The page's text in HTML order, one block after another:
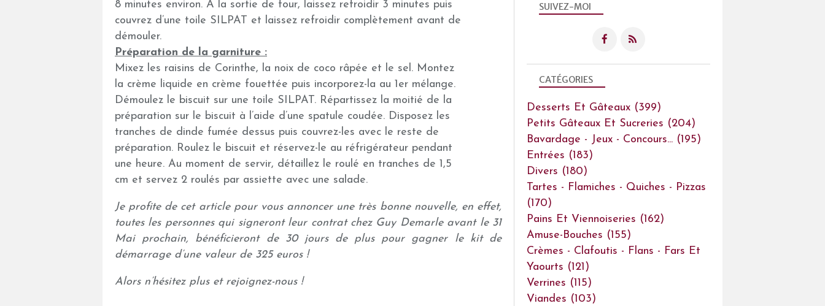
8 minutes environ. A la sortie de four, laissez refroidir 3 minutes puis
couvrez d’une toile SILPAT et laissez refroidir complètement avant de
démouler.
Préparation de la garniture :
Mixez les raisins de Corinthe, la noix de coco râpée et le sel. Montez
la crème liquide en crème fouettée puis incorporez-la au 1er mélange.
Démoulez le biscuit sur une toile SILPAT. Répartissez la moitié de la
préparation sur le biscuit à l’aide d’une spatule coudée. Disposez les
tranches de dinde fumée dessus puis couvrez-les avec le reste de
préparation. Roulez le biscuit et réservez-le au réfrigérateur pendant
une heure. Au moment de servir, détaillez le roulé en tranches de 1,5
cm et servez 2 roulés par assiette avec une salade.
Je profite de cet article pour vous annoncer une très bonne nouvelle, en effet,
toutes les personnes qui signeront leur contrat chez Guy Demarle avant le 31
Mai prochain, bénéficieront de 30 jours de plus pour gagner le kit de
démarrage d’une valeur de 325 euros !
Alors n’hésitez plus et rejoignez-nous !
SUIVEZ-MOI
CATÉGORIES
Desserts Et Gâteaux (399)
Petits Gâteaux Et Sucreries (204)
Bavardage - Jeux - Concours... (195)
Entrées (183)
Divers (180)
Tartes - Flamiches - Quiches - Pizzas
(170)
Pains Et Viennoiseries (162)
Amuse-Bouches (155)
Crèmes - Clafoutis - Flans - Fars Et
Yaourts (121)
Verrines (115)
Viandes (103)